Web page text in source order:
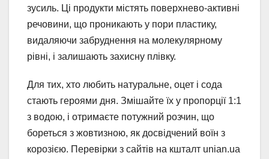
зусиль. Ці продукти містять поверхнево-активні
речовини, що проникають у пори пластику,
видаляючи забруднення на молекулярному
рівні, і залишають захисну плівку.
Для тих, хто любить натуральне, оцет і сода
стають героями дня. Змішайте їх у пропорції 1:1
з водою, і отримаєте потужний розчин, що
бореться з жовтизною, як досвідчений воїн з
корозією. Перевірки з сайтів на кшталт unian.ua